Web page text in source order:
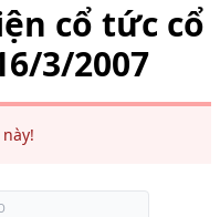
cổ tức cổ
3/2007